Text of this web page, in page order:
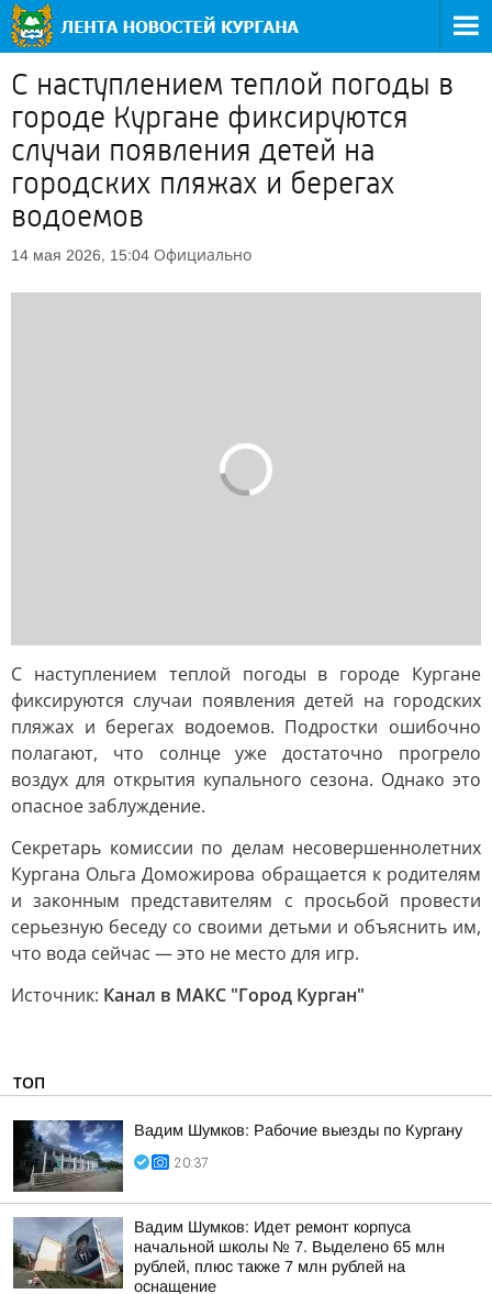
С наступлением теплой погоды в
городе Кургане фиксируются
случаи появления детей на
городских пляжах и берегах
водоемов
14 мая 2026, 15:04 Официально
С наступлением теплой погоды в городе Кургане
фиксируются случаи появления детей на городских
пляжах и берегах водоемов. Подростки ошибочно
полагают, что солнце уже достаточно прогрело
воздух для открытия купального сезона. Однако это
опасное заблуждение.
Секретарь комиссии по делам несовершеннолетних
Кургана Ольга Доможирова обращается к родителям
и законным представителям с просьбой провести
серьезную беседу со своими детьми и объяснить им,
что вода сейчас — это не место для игр.
Источник: Канал в МАКС "Город Курган"
ТОП
Вадим Шумков: Рабочие выезды по Кургану
20:37
Вадим Шумков: Идет ремонт корпуса
начальной школы № 7. Выделено 65 млн
рублей, плюс также 7 млн рублей на
оснащение